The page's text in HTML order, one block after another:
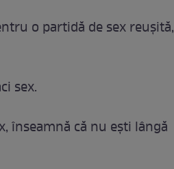
o partidă de sex reuşită,
sex.
înseamnă că nu eşti lângă